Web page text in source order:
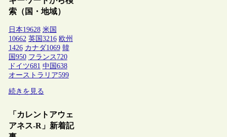
索（国・地域）
日本19628 米国
10662 英国 3216 欧州
1426 カナダ1069 韓
国 950 フランス 720
ドイツ681 中国 638
オーストラリア599
続きを見る
「カレントアウェ
アネス-R」新着記